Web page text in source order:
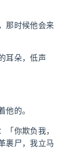
那时候他会来
耳朵，低声
的。
你欺负我，
裹尸，我立马